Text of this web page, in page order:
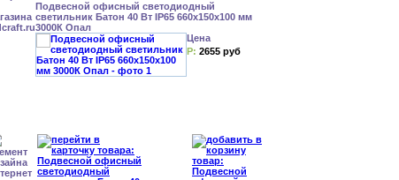
Подвесной офисный светодиодный
светильник Батон 40 Вт IP65 660x150x100 мм
3000К Опал
Цена
Р: 2655 руб